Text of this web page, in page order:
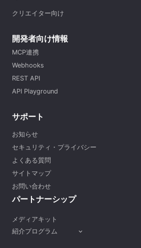
クリエイター向け
開発者向け情報
MCP連携
Webhooks
REST API
API Playground
サポート
お知らせ
セキュリティ・プライバシー
よくある質問
サイトマップ
お問い合わせ
パートナーシップ
メディアキット
紹介プログラム
expand_more